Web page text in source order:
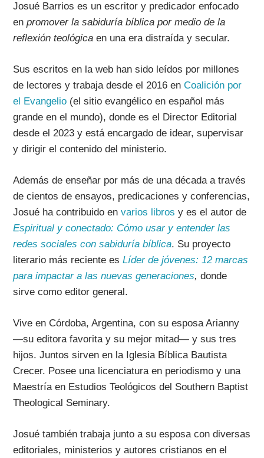
Josué Barrios es un escritor y predicador enfocado
enpromover la sabiduría bíblica por medio de la
reflexión teológica en una era distraída y secular.
Sus escritos en la web han sido leídos por millones
de lectores y trabaja desde el 2016 enCoalición por
el Evangelio (el sitio evangélico en español más
grande en el mundo), donde es el Director Editorial
desde el 2023 y está encargado de idear, supervisar
y dirigir el contenido del ministerio.
Además de enseñar por más de una década a través
de cientos de ensayos, predicaciones y conferencias,
Josué ha contribuido envarios libros y es el autor de
Espiritual y conectado: Cómo usar y entender las
redes sociales con sabiduría bíblica. Su proyecto
literario más reciente esLíder de jóvenes: 12 marcas
para impactar a las nuevas generaciones,donde
sirve como editor general.
Vive en Córdoba, Argentina, con su esposa Arianny
—su editora favorita y su mejor mitad— y sus tres
hijos. Juntos sirven en la Iglesia Bíblica Bautista
Crecer. Posee una licenciatura en periodismo y una
Maestría en Estudios Teológicos del Southern Baptist
Theological Seminary.
Josué también trabaja junto a su esposa con diversas
editoriales, ministerios y autores cristianos en el